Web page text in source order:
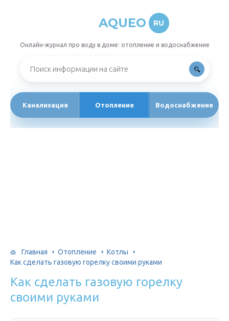
AQUEO RU
Онлайн-журнал про воду в доме: отопление и водоснабжение
Канализация Отопление Водоснабжение
Главная Отопление
Котлы
Как сделать газовую горелку своими руками
Как сделать газовую горелку
своими руками